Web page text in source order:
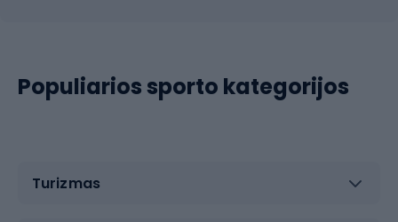
Populiarios sporto kategorijos
Turizmas